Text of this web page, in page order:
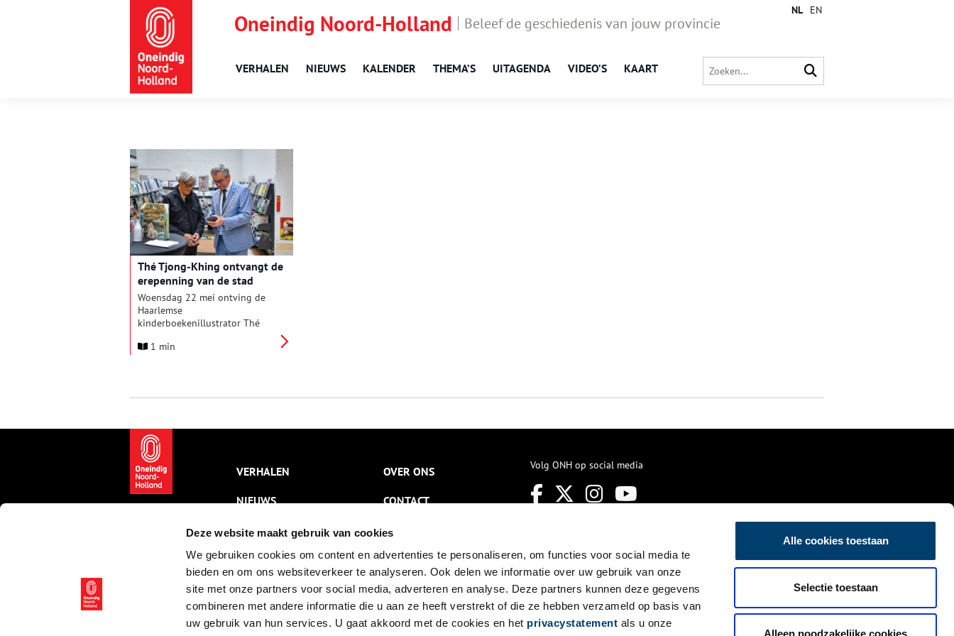
Deze website maakt gebruik van cookies
We gebruiken cookies om content en advertenties te personaliseren, om functies voor social media te
bieden en om ons websiteverkeer te analyseren. Ook delen we informatie over uw gebruik van onze
site met onze partners voor social media, adverteren en analyse. Deze partners kunnen deze gegevens
combineren met andere informatie die u aan ze heeft verstrekt of die ze hebben verzameld op basis van
uw gebruik van hun services. U gaat akkoord met de cookies en het privacystatement als u onze
Alle cookies toestaan
Selectie toestaan
Alleen noodzakelijke cookies
Oneindig Noord-Holland Beleef de geschiedenis van jouw provincie
VERHALEN NIEUWS KALENDER THEMA’S UITAGENDA VIDEO’S KAART
NL EN
Thé Tjong-Khing ontvangt de
erepenning van de stad
Haarlem
Woensdag 22 mei ontving de
Haarlemse
kinderboekenillustrator Thé
de stad Haarlem.
1 min
VERHALEN
NIEUWS
KALENDER
THEMA’S
ACTIVITEITEN
VIDEO’S
OVER ONS
CONTACT
NIEUWSBRIEF
DISCLAIMER
PRIVACY
TOEGANKELIJKHEID
Volg ONH op social media